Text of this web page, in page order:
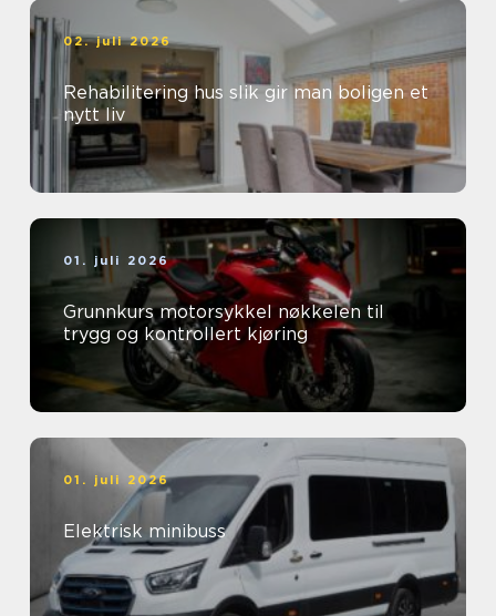
02. juli 2026
Rehabilitering hus slik gir man boligen et
nytt liv
01. juli 2026
Grunnkurs motorsykkel nøkkelen til
trygg og kontrollert kjøring
01. juli 2026
Elektrisk minibuss